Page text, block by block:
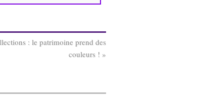
: le patrimoine prend des
couleurs ! »